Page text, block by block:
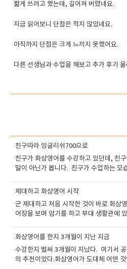
짧게 쓰려고 했는데, 길어져 버렸네요.
지금 읽어보니 단점은 적지 않았네요.
아직까지 단점은 크게 느끼지 못했어요.
다른 선생님과 수업을 해보고 추가 후기
친구따라 잉글리쉬700으로
친구가 화상영어를 수강하고 있던데, 친
말이 아닌가 봅니다. 친구가 수업하는 모
되었는데 저는 언제 외국인 친구를 사겼
더라고요. 중간중간에 살짝 버벅거리긴
라서 그냥 친구가 하는 곳이 이곳이라고
요 뭐 가격도 이만하면 합리적인 것 같구
는데, 정말 재밌습니다 ㅎㅎ 지금은 교재
중에 교재 없이 긴 시간동안 선생님이랑
제대하고 화상영어 시작
군 제대하고 처음 시작한 것이 바로 화상
어장을 보며 암기를 하고 부대 생활관에
아쓰기도 해보고 했네요. 주어진 환경내
운 시간동안 열심히 했는데 막상 대화할
심히 외웠던 단어들은 어디다 팔아먹었
화상영어를 한지 3개월이 지난 지금
수강한지 벌써 3개월이 지났다. 여기서
의 추천이었다.화상영어가 도대체 어떤